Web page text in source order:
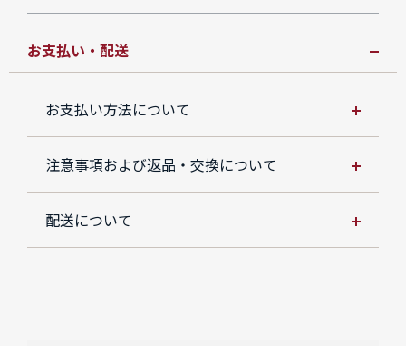
お支払い・配送
お支払い方法について
注意事項および返品・交換について
配送について